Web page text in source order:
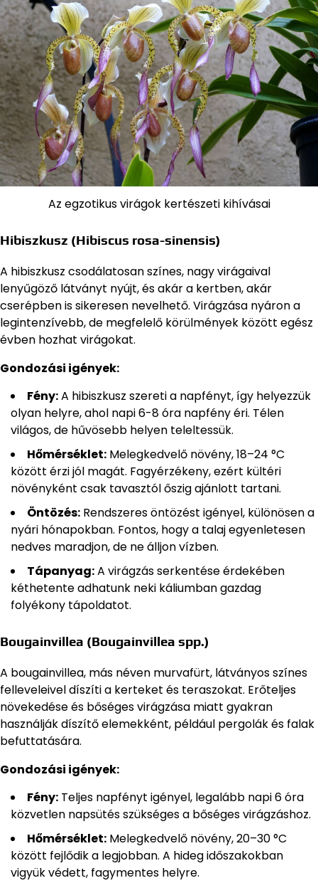
Az egzotikus virágok kertészeti kihívásai
Hibiszkusz (Hibiscus rosa-sinensis)
A hibiszkusz csodálatosan színes, nagy virágaival
lenyűgöző látványt nyújt, és akár a kertben, akár
cserépben is sikeresen nevelhető. Virágzása nyáron a
legintenzívebb, de megfelelő körülmények között egész
évben hozhat virágokat.
Gondozási igények:
Fény:A hibiszkusz szereti a napfényt, így helyezzük
olyan helyre, ahol napi 6-8 óra napfény éri. Télen
világos, de hűvösebb helyen teleltessük.
Hőmérséklet: Melegkedvelő növény, 18–24 °C
között érzi jól magát. Fagyérzékeny, ezért kültéri
növényként csak tavasztól őszig ajánlott tartani.
Öntözés: Rendszeres öntözést igényel, különösen a
nyári hónapokban. Fontos, hogy a talaj egyenletesen
nedves maradjon, de ne álljon vízben.
Tápanyag:A virágzás serkentése érdekében
kéthetente adhatunk neki káliumban gazdag
folyékony tápoldatot.
Bougainvillea (Bougainvillea spp.)
A bougainvillea, más néven murvafürt, látványos színes
felleveleivel díszíti a kerteket és teraszokat. Erőteljes
növekedése és bőséges virágzása miatt gyakran
használják díszítő elemekként, például pergolák és falak
befuttatására.
Gondozási igények:
Fény: Teljes napfényt igényel, legalább napi 6 óra
közvetlen napsütés szükséges a bőséges virágzáshoz.
Hőmérséklet: Melegkedvelő növény, 20–30 °C
között fejlődik a legjobban. A hideg időszakokban
vigyük védett, fagymentes helyre.